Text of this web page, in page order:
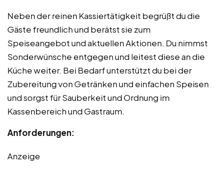
Neben der reinen Kassiertätigkeit begrüßt du die
Gäste freundlich und berätst sie zum
Speiseangebot und aktuellen Aktionen. Du nimmst
Sonderwünsche entgegen und leitest diese an die
Küche weiter. Bei Bedarf unterstützt du bei der
Zubereitung von Getränken und einfachen Speisen
und sorgst für Sauberkeit und Ordnung im
Kassenbereich und Gastraum.
Anforderungen:
Anzeige